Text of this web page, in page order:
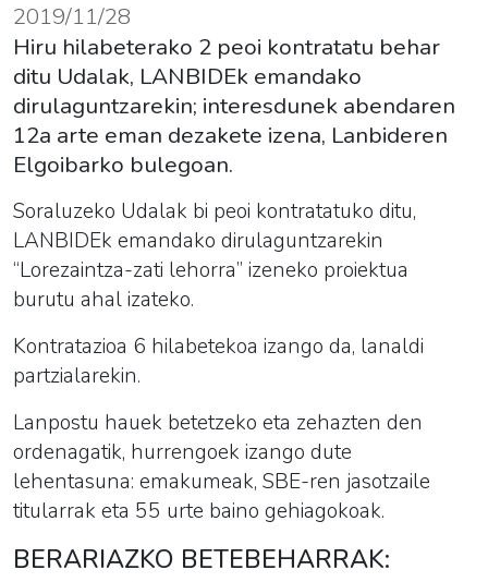
2019/11/28
Hiru hilabeterako 2 peoi kontratatu behar
ditu Udalak, LANBIDEk emandako
dirulaguntzarekin; interesdunek abendaren
12a arte eman dezakete izena, Lanbideren
Elgoibarko bulegoan.
Soraluzeko Udalak bi peoi kontratatuko ditu,
LANBIDEk emandako dirulaguntzarekin
“Lorezaintza-zati lehorra” izeneko proiektua
burutu ahal izateko.
Kontratazioa 6 hilabetekoa izango da, lanaldi
partzialarekin.
Lanpostu hauek betetzeko eta zehazten den
ordenagatik, hurrengoek izango dute
lehentasuna: emakumeak, SBE-ren jasotzaile
titularrak eta 55 urte baino gehiagokoak.
BERARIAZKO BETEBEHARRAK: